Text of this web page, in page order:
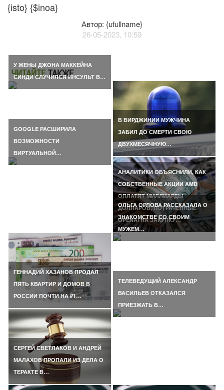
{isto} {$inoa}
Автор: {ufullname}
26-05-2023, 10:59
ЧИТАЙТЕТАКЖЕ
У ЖЕНЫ ДЖОНА МАККЕЙНА
СИНДИ СЛУЧИЛСЯ ИНСУЛЬТ В…
В ВИРДЖИНИИ МУЖЧИНА
ЗАБИЛ ДО СМЕРТИ СВОЮ
ДВУХМЕСЯЧНУЮ…
GOOGLE РАСШИРИЛА
ВОЗМОЖНОСТИ
ВИРТУАЛЬНОЙ…
АНАЛИТИКИ ОБЪЯСНИЛИ, КАК
СОБСТВЕННЫЕ АКЦИИ AMD
ОПЛАТЯТ МИЛЛИАРДЫ
ДОЛЛАРОВ, ПОТРАЧЕННЫЕ
OPENAI НА ЗАКУПКУ…
ГЕННАДИЙ ХАЗАНОВ ПРОДАЛ
ПЯТЬ КВАРТИР И ДОМОВ В
РОССИИ ПОЧТИ НА ₽1…
ОЛЬГА ОРЛОВА РАССКАЗАЛА О
ЗНАКОМСТВЕ СО СВОИМ
МУЖЕМ…
СЕРГЕЙ СВЕТЛАКОВ И АНДРЕЙ
МАЛАХОВ ПРОПАЛИ ИЗ ДЕЛА О
ТЕРАКТЕ В…
ТЕЛЕВЕДУЩИЙ АЛЕКСАНДР
ВАСИЛЬЕВ ОТКАЗАЛСЯ
ПРИЕЗЖАТЬ В…